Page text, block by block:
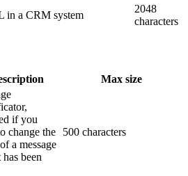
in a CRM system
2048
characters
Max size
if you
change the
a message
been
500 characters